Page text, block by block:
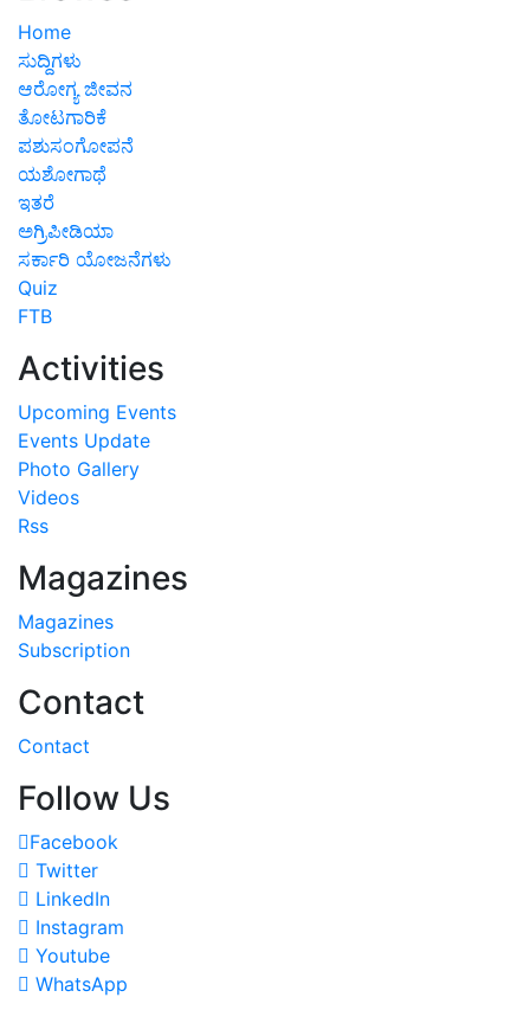
Home
ಸುದ್ದಿಗಳು
ಆರೋಗ್ಯ ಜೀವನ
ತೋಟಗಾರಿಕೆ
ಪಶುಸಂಗೋಪನೆ
ಯಶೋಗಾಥೆ
ಇತರೆ
ಅಗ್ರಿಪೀಡಿಯಾ
ಸರ್ಕಾರಿ ಯೋಜನೆಗಳು
Quiz
FTB
Activities
Upcoming Events
Events Update
Photo Gallery
Videos
Rss
Magazines
Magazines
Subscription
Contact
Contact
Follow Us
Facebook
Twitter
LinkedIn
Instagram
Youtube
WhatsApp